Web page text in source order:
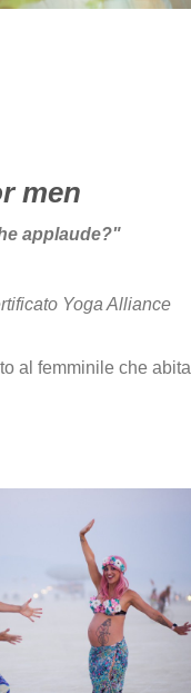
men
applaude?"
Yoga Alliance
al femminile che abita